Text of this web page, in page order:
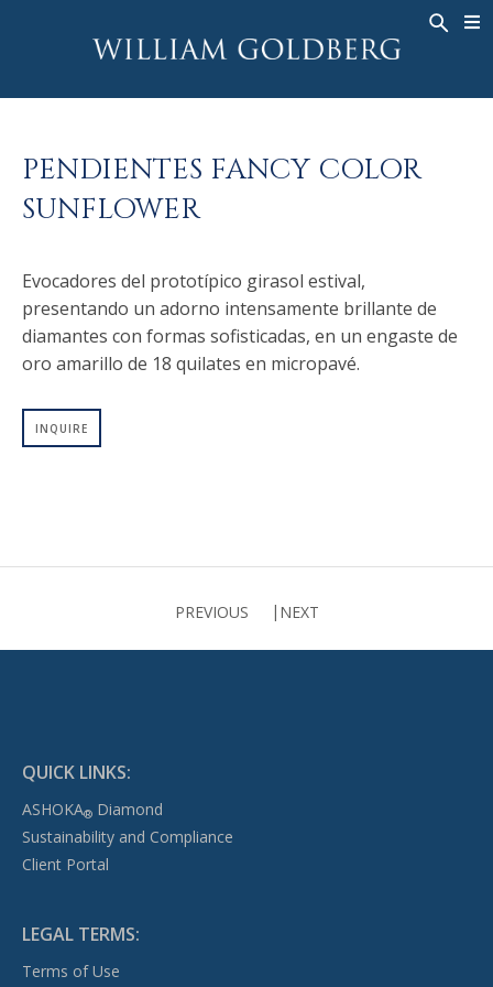
ALTA JOYERÍA
ANILLO PARA HOMBRE
COLLARES
PENDIENTES
PULSERAS
RELOJES
ASHOKA JOYERÍA
ANILLOS
BANDS
COLLARES
COLGANTES
PENDIENTES
TALISMAN
HISTORIA
ASHOKA ®
PENDIENTES FANCY COLOR
SUNFLOWER
Evocadores del prototípico girasol estival,
presentando un adorno intensamente brillante de
diamantes con formas sofisticadas, en un engaste de
oro amarillo de 18 quilates en micropavé.
INQUIRE
PREVIOUS NEXT
QUICK LINKS:
ASHOKA®Diamond
Sustainability and Compliance
Client Portal
LEGAL TERMS:
Terms of Use